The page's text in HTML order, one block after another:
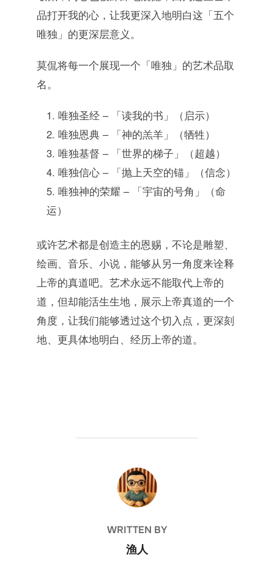
品打开我的心，让我更深入地明白这「五个
唯独」的更深层意义。
莫侃将每一个展现一个「唯独」的艺术品取
名。
唯独圣经 – 「读我的书」（启示）
唯独恩典 – 「神的羔羊」（牺牲）
唯独基督 – 「世界的梯子」（超越）
唯独信心 – 「抛上天空的锚」（信念）
唯独神的荣耀 – 「宇宙的号角」（命
运）
或许艺术都是创造主的恩赐，不论是雕塑、
绘画、音乐、小说，能够从另一角度来诠释
上帝的真道吧。艺术永远不能取代上帝的
道，但却能活生生地，展示上帝真道的一个
角度，让我们能够透过这个切入点，更深刻
地、更具体地明白、经历上帝的道。
POST AUTHOR
WRITTEN BY
渔人